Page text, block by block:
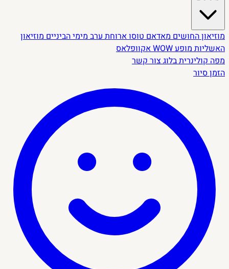
מוזיאון החושיםמאדאם טוסוארוחת ערב מימי הבינייםמוזיאון
האשליותמופע WOW
אקוופלאס
מפה קולינריתבלוגצור קשר
הזמן סיור